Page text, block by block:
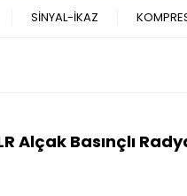
SİNYAL-İKAZ
Alçak Basınçlı